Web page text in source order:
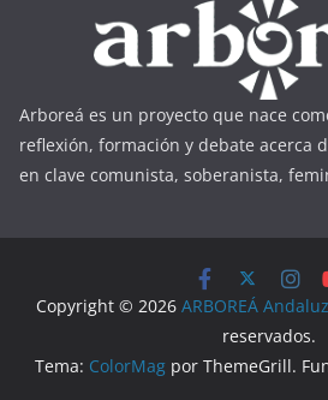
Arboreá es un proyecto que nace
reflexión, formación y debate acerca
en clave comunista, soberanista,
Copyright © 2026 ARBOREÁ
reservados.
Tema: ColorMagpor ThemeGrill.